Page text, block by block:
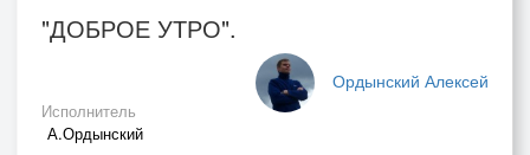
"ДОБРОЕ УТРО".
Ордынский Алексей
Исполнитель
А.Ордынский